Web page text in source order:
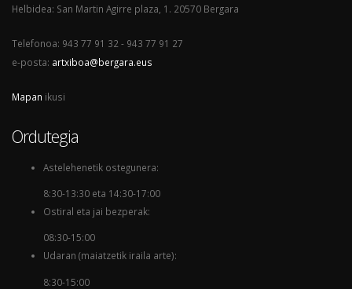
Helbidea: San Martin Agirre plaza, 1. 20570 Bergara
Telefonoa: 943 77 91 32 - 943 77 91 27
e-posta: artxiboa@bergara.eus
Mapan ikusi
Ordutegia
Astelehenetik ostegunera:
8:30-13:30 eta 14:30-17:00
Ostiral eta jai bezperak:
08:30-15:00
Udaran (maiatzetik iraila arte):
8:30-15:00